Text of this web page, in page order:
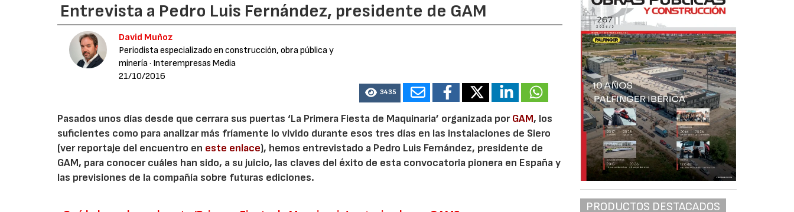
Entrevista a Pedro Luis Fernández, presidente de GAM
David Muñoz
Periodista especializado en construcción, obra pública y
minería· Interempresas Media
21/10/2016
3435
Pasados unos días desde que cerrara sus puertas ‘La Primera Fiesta de Maquinaria’ organizada porGAM, los
suficientes como para analizar más fríamente lo vivido durante esos tres días en las instalaciones de Siero
(ver reportaje del encuentro en este enlace), hemos entrevistado a Pedro Luis Fernández, presidente de
GAM, para conocer cuáles han sido, a su juicio, las claves del éxito de esta convocatoria pionera en España y
las previsiones de la compañía sobre futuras ediciones.
PRODUCTOS DESTACADOS